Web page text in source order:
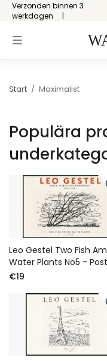
Verzonden binnen 3
werkdagen
Start / Maximalist
Populära
Leo Gestel Two Fish
Water Plants No5 -
€19